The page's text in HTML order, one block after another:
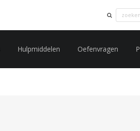
Hulpmiddelen Oefenvragen